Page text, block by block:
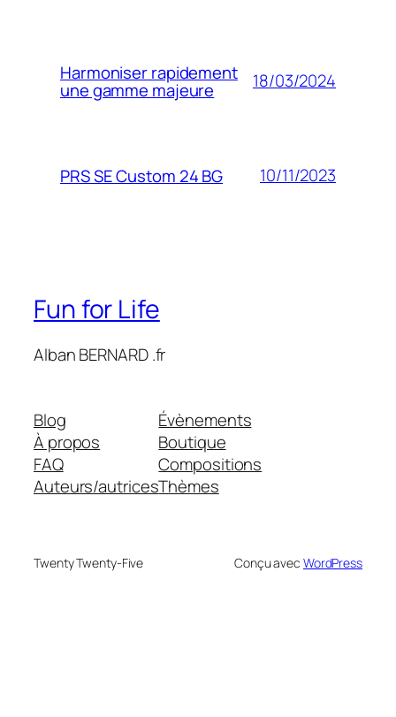
Harmoniser rapidement
une gamme majeure 18/03/2024
PRS SE Custom 24 BG 10/11/2023
Fun for Life
Alban BERNARD .fr
Blog
À propos
FAQ
Auteurs/autrices
Évènements
Boutique
Compositions
Thèmes
Twenty Twenty-Five Conçu avec WordPress